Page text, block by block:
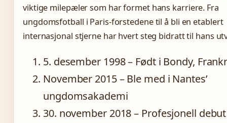
viktige milepæler som har formet hans karriere. Fra
ungdomsfotball i Paris-forstedene til å bli en etablert
internasjonal stjerne har hvert steg bidratt til hans
5. desember 1998– Født i Bondy,
November 2015– Ble med i Nantes’
ungdomsakademi
30. november 2018– Profesjonell